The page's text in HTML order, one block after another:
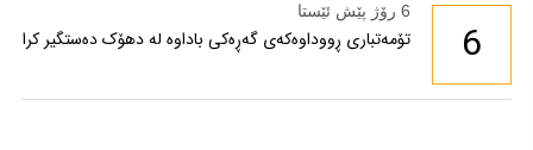
6
6 رۆژ پێش ئێستا
تۆمەتباری ڕووداوەکەی گەڕەکی باداوە لە دهۆک دەستگیر کرا